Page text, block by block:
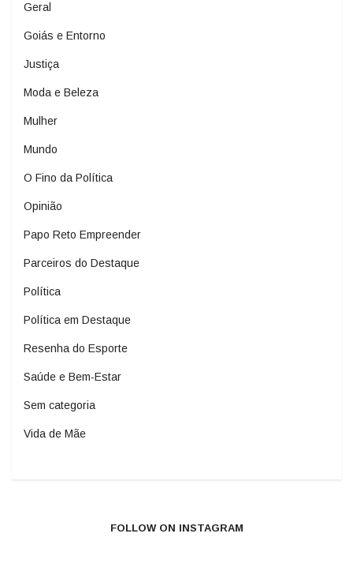
Geral
Goiás e Entorno
Justiça
Moda e Beleza
Mulher
Mundo
O Fino da Política
Opinião
Papo Reto Empreender
Parceiros do Destaque
Política
Política em Destaque
Resenha do Esporte
Saúde e Bem-Estar
Sem categoria
Vida de Mãe
FOLLOW ON INSTAGRAM